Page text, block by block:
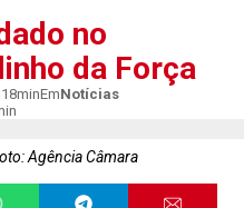
no
da Força
EmNotícias
Agência Câmara